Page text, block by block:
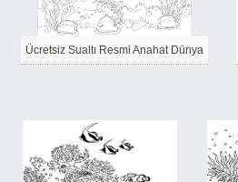
Ücretsiz Sualtı Resmi Anahat Dünya